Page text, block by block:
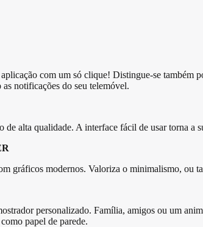
com um só clique! Distingue-se
notificações do seu telemóvel.
alta qualidade. A interface fácil de usar torna a
gráficos modernos. Valoriza o minimalismo, ou
personalizado. Família, amigos ou um
papel de parede.